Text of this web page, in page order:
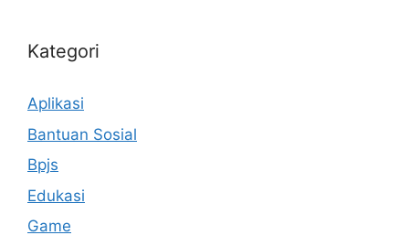
Kategori
Aplikasi
Bantuan Sosial
Bpjs
Edukasi
Game